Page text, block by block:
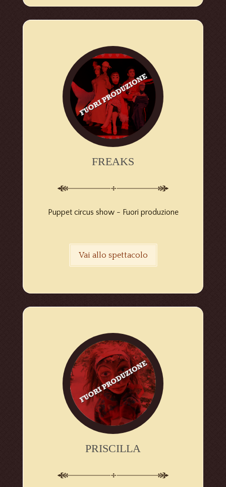
FREAKS
Puppet circus show - Fuori produzione
Vai allo spettacolo
PRISCILLA